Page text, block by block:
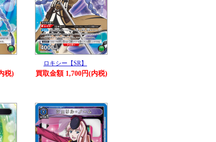
税)
ロキシー【SR】
買取金額 1,700円(内税)